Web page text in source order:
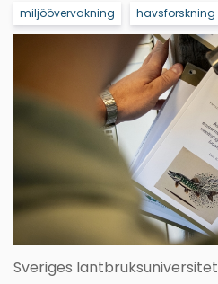
miljöövervakning havsforskning
Sveriges